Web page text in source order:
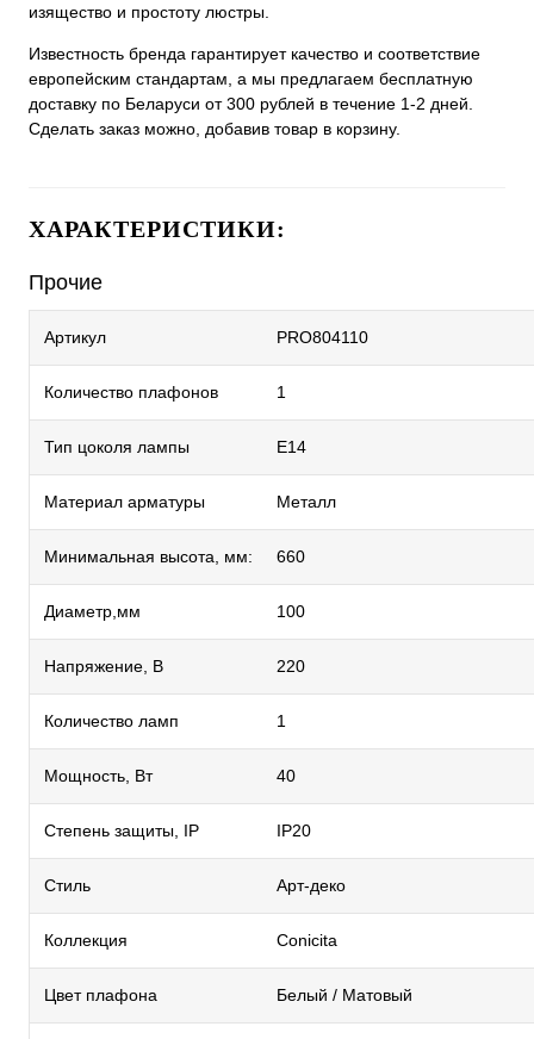
изящество и простоту люстры.
Известность бренда гарантирует качество и соответствие
европейским стандартам, а мы предлагаем бесплатную
доставку по Беларуси от 300 рублей в течение 1-2 дней.
Сделать заказ можно, добавив товар в корзину.
ХАРАКТЕРИСТИКИ:
Прочие
Артикул PRO804110
Количество плафонов 1
Тип цоколя лампы E14
Материал арматуры Металл
Минимальная высота, мм: 660
Диаметр,мм 100
Напряжение, В 220
Количество ламп 1
Мощность, Вт 40
Степень защиты, IP IP20
Стиль Арт-деко
Коллекция Conicita
Цвет плафона Белый / Матовый